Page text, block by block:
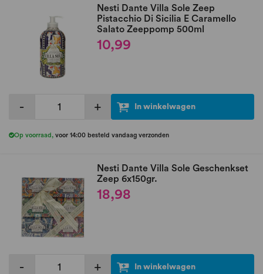
Nesti Dante Villa Sole Zeep
Pistacchio Di Sicilia E Caramello
Salato Zeeppomp 500ml
10,99
- + In winkelwagen
Op voorraad , voor 14:00 besteld vandaag verzonden
Nesti Dante Villa Sole Geschenkset
Zeep 6x150gr.
18,98
- + In winkelwagen